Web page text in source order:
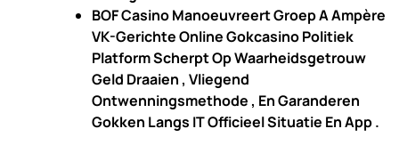
BOF Casino Manoeuvreert Groep A Ampère
VK-Gerichte Online Gokcasino Politiek
Platform Scherpt Op Waarheidsgetrouw
Geld Draaien , Vliegend
Ontwenningsmethode , En Garanderen
Gokken Langs IT Officieel Situatie En App .